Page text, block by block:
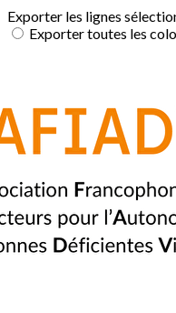
Exporter les lignes
Exporter toutes les
>
Accueil
Offres d'emploi
?>
Images de la page d'accueil